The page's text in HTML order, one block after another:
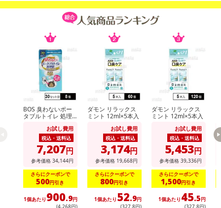
BOS 臭わないポー
タブルトイレ 処理
お試し費用
税込・送料込
7,207円
参考価格 34,144円
さらにクーポンで
500円引き
1個あたり 900.9円
(4,268円)
ダモン リラックス
ミント 12ml×5本入
お試し費用
税込・送料込
3,174円
参考価格 19,668円
さらにクーポンで
800円引き
1個あたり 52.9円
(327.8円)
ダモン リラックス
ミント 12ml×5本入
お試し費用
税込・送料込
5,453円
参考価格 39,336円
さらにクーポンで
1,500円引き
1個あたり 45.5円
(327.8円)